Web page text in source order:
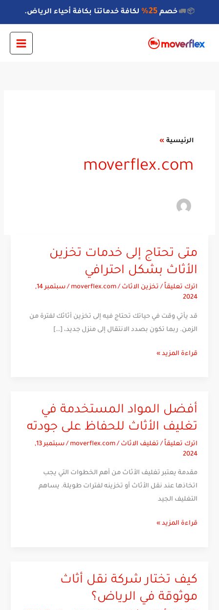
📦 🚛 خصم 25% لكافة خدماتنا بكافة أحياء الرياض.
الرئيسية
moverflex.com
متى تحتاج إلى خدمات تخزين
الأثاث بشكل احترافي
اترك تعليقاً / تخزين الاثاث /
moverflex.com
/
سبتمبر 14,
2024
قد يأتي وقت في حياتك تحتاج فيه إلى تخزين أثاثك لفترة من
الزمن. ربما تكون بصدد الانتقال إلى منزل جديد، […]
متى
تحتاج
خدمات
الأثاث
بشكل
قراءة المزيد »
أفضل المواد المستخدمة في
تغليف الأثاث للحفاظ على جودته
اترك تعليقاً / تغليف الاثاث /
moverflex.com
/
سبتمبر 13,
2024
مقدمة يعتبر تغليف الأثاث من أهم الخطوات التي يجب
اتخاذها عند نقل الأثاث أو تخزينه لفترات طويلة. يساهم
التغليف الجيد
أفضل
المواد
في
الأثاث
للحفاظ
على
قراءة المزيد »
كيف تختار شركة نقل أثاث
موثوقة في الرياض؟
كيف
شركة